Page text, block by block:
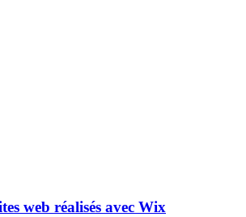
web réalisés avec Wix